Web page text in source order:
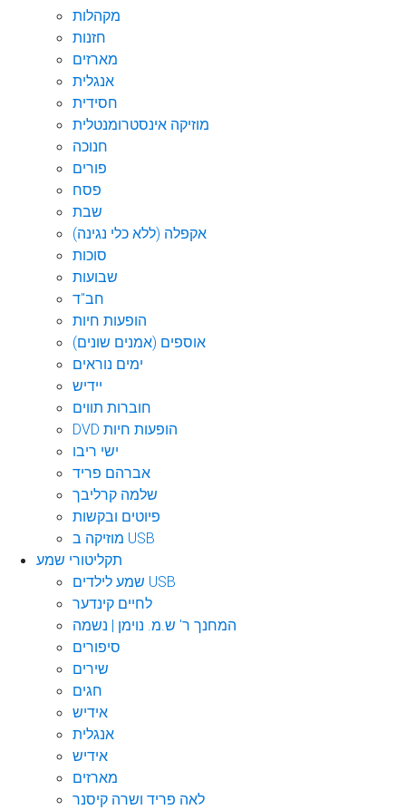
מקהלות
חזנות
מארזים
אנגלית
חסידית
מוזיקה אינסטרומנטלית
חנוכה
פורים
פסח
שבת
אקפלה (ללא כלי נגינה)
סוכות
שבועות
חב"ד
הופעות חיות
אוספים (אמנים שונים)
ימים נוראים
יידיש
חוברות תווים
DVD הופעות חיות
ישי ריבו
אברהם פריד
שלמה קרליבך
פיוטים ובקשות
מוזיקה ב USB
תקליטורי שמע
שמע לילדים USB
לחיים קינדער
המחנך ר' ש.מ. נוימן | נשמה
סיפורים
שירים
חגים
אידיש
אנגלית
אידיש
מארזים
לאה פריד ושרה קיסנר